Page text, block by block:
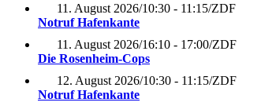
11. August 2026/10:30 - 11:15/ZDF
Notruf Hafenkante
11. August 2026/16:10 - 17:00/ZDF
Die Rosenheim-Cops
12. August 2026/10:30 - 11:15/ZDF
Notruf Hafenkante